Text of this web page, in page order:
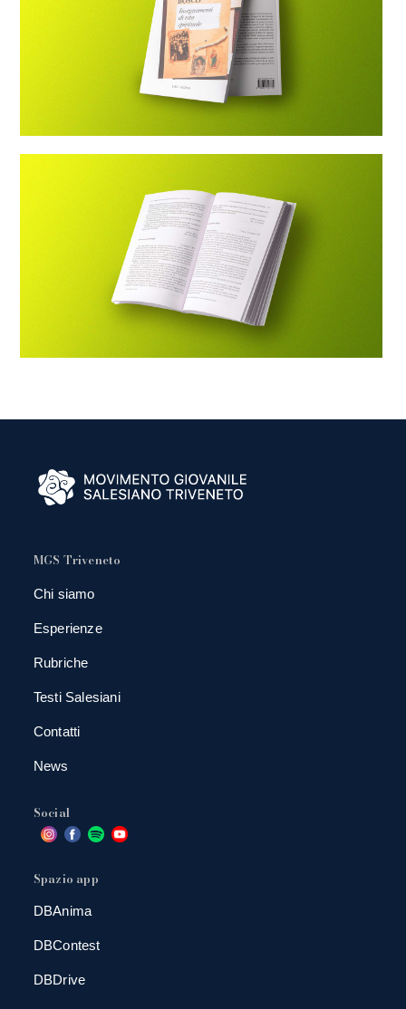
MGS Triveneto
Chi siamo
Esperienze
Rubriche
Testi Salesiani
Contatti
News
Social
Spazio app
DBAnima
DBContest
DBDrive